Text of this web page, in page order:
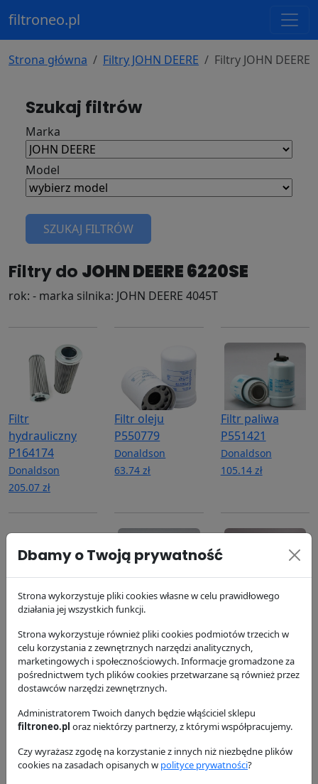
filtroneo.pl
Strona główna Filtry JOHN DEERE Filtry JOHN DEERE
Szukaj filtrów
Marka
Model
SZUKAJ FILTRÓW
Filtry do JOHN DEERE 6220SE
rok: - marka silnika: JOHN DEERE 4045T
Filtr
hydrauliczny
P164174
Donaldson
205.07 zł
Filtr oleju
P550779
Donaldson
63.74 zł
Filtr paliwa
P551421
Donaldson
105.14 zł
Filtr paliwa
Donaldson
99.52 zł
Filtr paliwa
Donaldson
92.48 zł
Filtr
P568836
Donaldson
279.51 zł
Dbamy o Twoją prywatność
Strona wykorzystuje pliki cookies własne w celu prawidłowego
działania jej wszystkich funkcji.
Strona wykorzystuje również pliki cookies podmiotów trzecich w
celu korzystania z zewnętrznych narzędzi analitycznych,
marketingowych i społecznościowych. Informacje gromadzone za
pośrednictwem tych plików cookies przetwarzane są również przez
dostawców narzędzi zewnętrznych.
Administratorem Twoich danych będzie włąściciel sklepu
filtroneo.pl oraz niektórzy partnerzy, z którymi współpracujemy.
Czy wyrażasz zgodę na korzystanie z innych niż niezbędne plików
cookies na zasadach opisanych w polityce prywatności?